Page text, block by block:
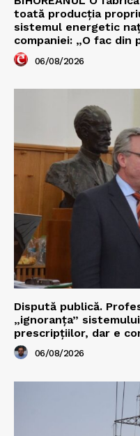
toată producția
sistemul energetic
companiei: „O fac din
06/08/2026
Dispută publică.
„ignoranța”
prescripțiilor, dar e
06/08/2026